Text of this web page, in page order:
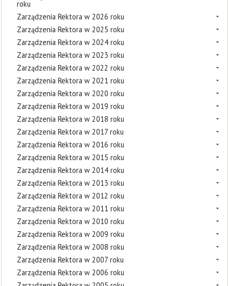
roku
Zarządzenia Rektora w 2026 roku
Zarządzenia Rektora w 2025 roku
Zarządzenia Rektora w 2024 roku
Zarządzenia Rektora w 2023 roku
Zarządzenia Rektora w 2022 roku
Zarządzenia Rektora w 2021 roku
Zarządzenia Rektora w 2020 roku
Zarządzenia Rektora w 2019 roku
Zarządzenia Rektora w 2018 roku
Zarządzenia Rektora w 2017 roku
Zarządzenia Rektora w 2016 roku
Zarządzenia Rektora w 2015 roku
Zarządzenia Rektora w 2014 roku
Zarządzenia Rektora w 2013 roku
Zarządzenia Rektora w 2012 roku
Zarządzenia Rektora w 2011 roku
Zarządzenia Rektora w 2010 roku
Zarządzenia Rektora w 2009 roku
Zarządzenia Rektora w 2008 roku
Zarządzenia Rektora w 2007 roku
Zarządzenia Rektora w 2006 roku